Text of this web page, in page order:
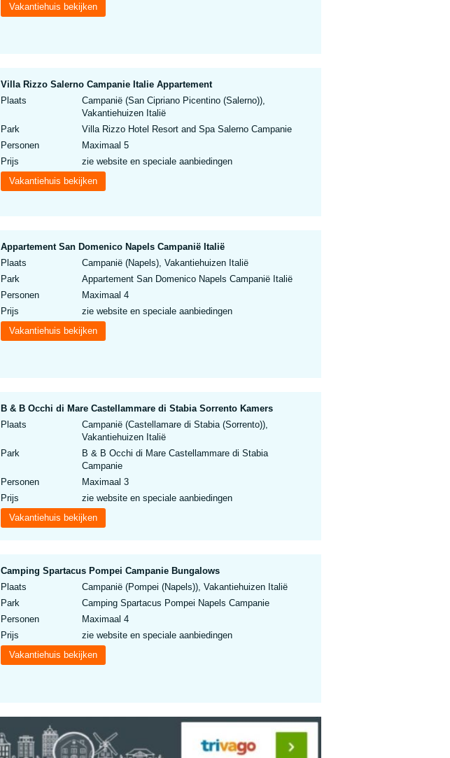
Vakantiehuis bekijken
Villa Rizzo Salerno Campanie Italie Appartement
Plaats
Campanië (San Cipriano Picentino (Salerno)),
Vakantiehuizen Italië
Park
Villa Rizzo Hotel Resort and Spa Salerno Campanie
Personen
Maximaal 5
Prijs
zie website en speciale aanbiedingen
Vakantiehuis bekijken
Appartement San Domenico Napels Campanië Italië
Plaats
Campanië (Napels), Vakantiehuizen Italië
Park
Appartement San Domenico Napels Campanië Italië
Personen
Maximaal 4
Prijs
zie website en speciale aanbiedingen
Vakantiehuis bekijken
B & B Occhi di Mare Castellammare di Stabia Sorrento Kamers
Plaats
Campanië (Castellamare di Stabia (Sorrento)),
Vakantiehuizen Italië
Park
B & B Occhi di Mare Castellammare di Stabia
Campanie
Personen
Maximaal 3
Prijs
zie website en speciale aanbiedingen
Vakantiehuis bekijken
Camping Spartacus Pompei Campanie Bungalows
Plaats
Campanië (Pompei (Napels)), Vakantiehuizen Italië
Park
Camping Spartacus Pompei Napels Campanie
Personen
Maximaal 4
Prijs
zie website en speciale aanbiedingen
Vakantiehuis bekijken